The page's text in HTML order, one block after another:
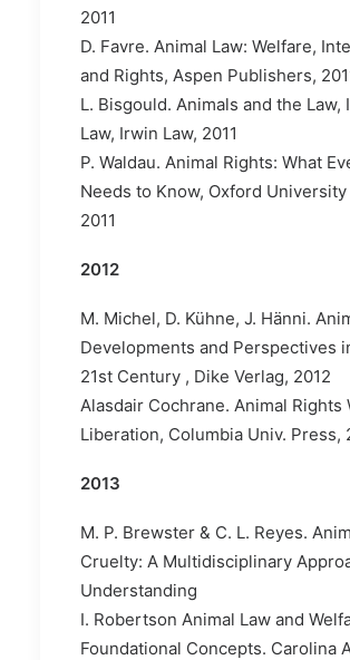
2011
D. Favre. Animal Law: Welfare,
and Rights, Aspen Publishers,
L. Bisgould. Animals and the Law,
Law, Irwin Law, 2011
P. Waldau. Animal Rights: What
Needs to Know, Oxford University
2011
2012
M. Michel, D. Kühne, J. Hänni.
Developments and Perspectives
21st Century , Dike Verlag, 2012
Alasdair Cochrane. Animal Rights
Liberation, Columbia Univ. Press,
2013
M. P. Brewster & C. L. Reyes.
Cruelty: A Multidisciplinary
Understanding
I. Robertson Animal Law and
Foundational Concepts. Carolina